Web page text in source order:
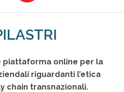
piattaforma online per la
riguardanti l’etica
chain transnazionali.